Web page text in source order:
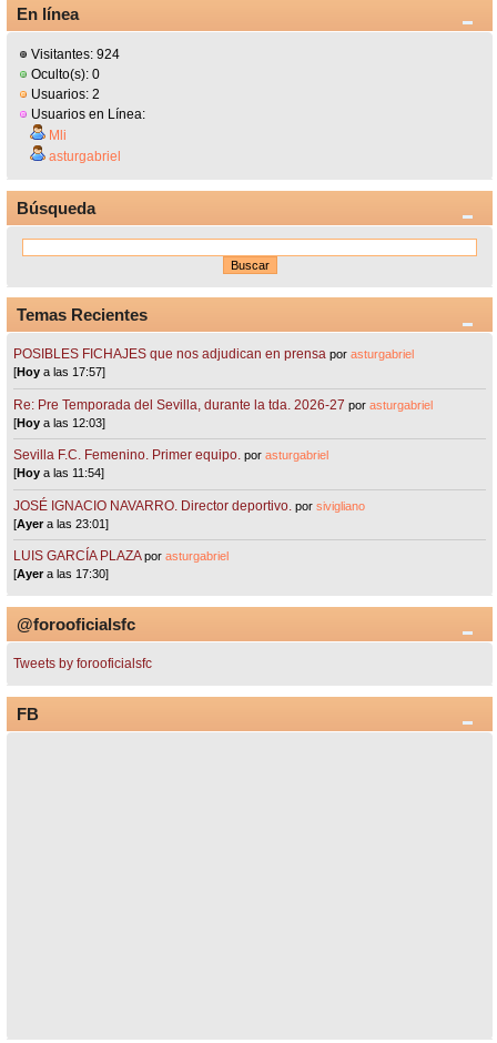
En línea
Visitantes: 924
Oculto(s): 0
Usuarios: 2
Usuarios en Línea:
Mli
asturgabriel
Búsqueda
Temas Recientes
POSIBLES FICHAJES que nos adjudican en prensa porasturgabriel
[Hoy a las 17:57]
Re: Pre Temporada del Sevilla, durante la tda. 2026-27 porasturgabriel
[Hoy a las 12:03]
Sevilla F.C. Femenino. Primer equipo. porasturgabriel
[Hoy a las 11:54]
JOSÉ IGNACIO NAVARRO. Director deportivo. porsivigliano
[Ayera las 23:01]
LUIS GARCÍA PLAZA porasturgabriel
[Ayera las 17:30]
@forooficialsfc
Tweets by forooficialsfc
FB